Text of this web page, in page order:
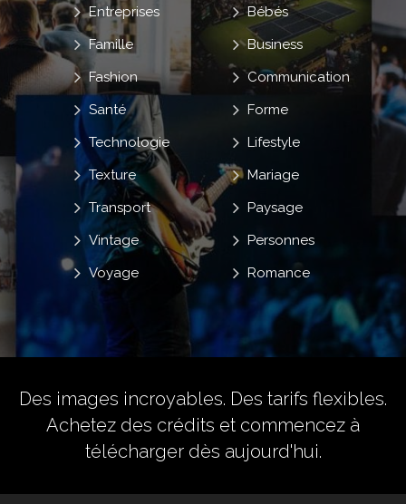
Bébés
Business
Communication
Entreprises
Famille
Fashion
Forme
Lifestyle
Mariage
Paysage
Personnes
Romance
Santé
Technologie
Texture
Transport
Vintage
Voyage
Des images incroyables. Des tarifs flexibles.
Achetez des crédits et commencez à
télécharger dès aujourd'hui.